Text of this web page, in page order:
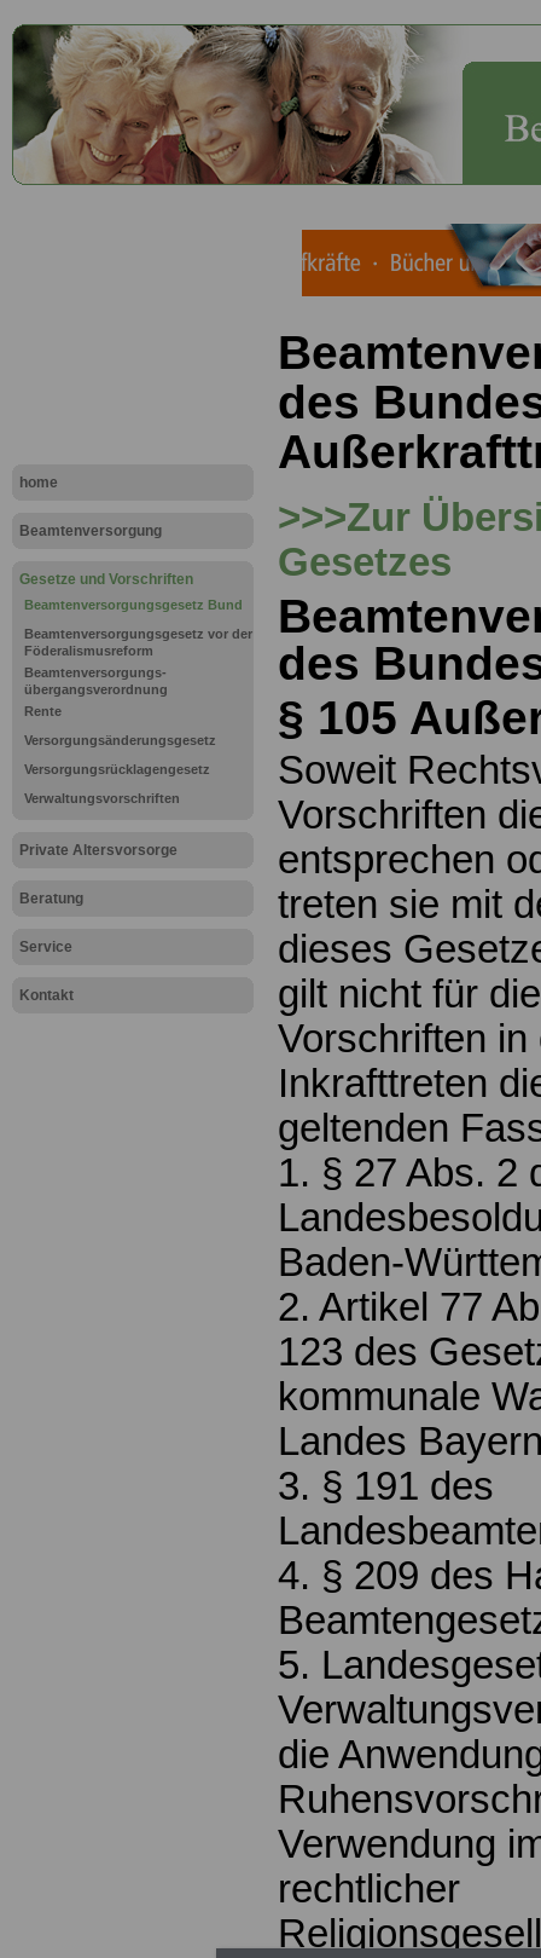
home
Beamtenversorgung
Gesetze und Vorschriften
Beamtenversorgungsgesetz Bund
Beamtenversorgungsgesetz vor der
Föderalismusreform
Beamtenversorgungs-
übergangsverordnung
Rente
Versorgungsänderungsgesetz
Versorgungsrücklagengesetz
Verwaltungsvorschriften
Private Altersvorsorge
Beratung
Service
Kontakt
des
>>>Zur
Gesetzes
des
§ 105
Soweit
Vorschriften
entsprechen
treten sie mit
dieses
gilt nicht für
Vorschriften in
Inkrafttreten
geltenden
1. § 27 Abs. 2
Baden-
2. Artikel 77
123 des
kommunale
Landes
3. § 191 des
4. § 209 des
5.
die
Verwendung
rechtlicher